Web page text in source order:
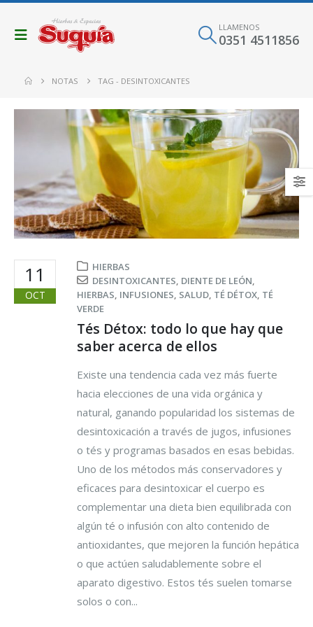
LLAMENOS
0351 4511856
NOTAS TAG - DESINTOXICANTES
11
OCT
HIERBAS
DESINTOXICANTES, DIENTE DE LEÓN,
HIERBAS, INFUSIONES, SALUD, TÉ DÉTOX, TÉ
VERDE
Tés Détox: todo lo que hay que
saber acerca de ellos
Existe una tendencia cada vez más fuerte
hacia elecciones de una vida orgánica y
natural, ganando popularidad los sistemas de
desintoxicación a través de jugos, infusiones
o tés y programas basados en esas bebidas.
Uno de los métodos más conservadores y
eficaces para desintoxicar el cuerpo es
complementar una dieta bien equilibrada con
algún té o infusión con alto contenido de
antioxidantes, que mejoren la función hepática
o que actúen saludablemente sobre el
aparato digestivo. Estos tés suelen tomarse
solos o con...